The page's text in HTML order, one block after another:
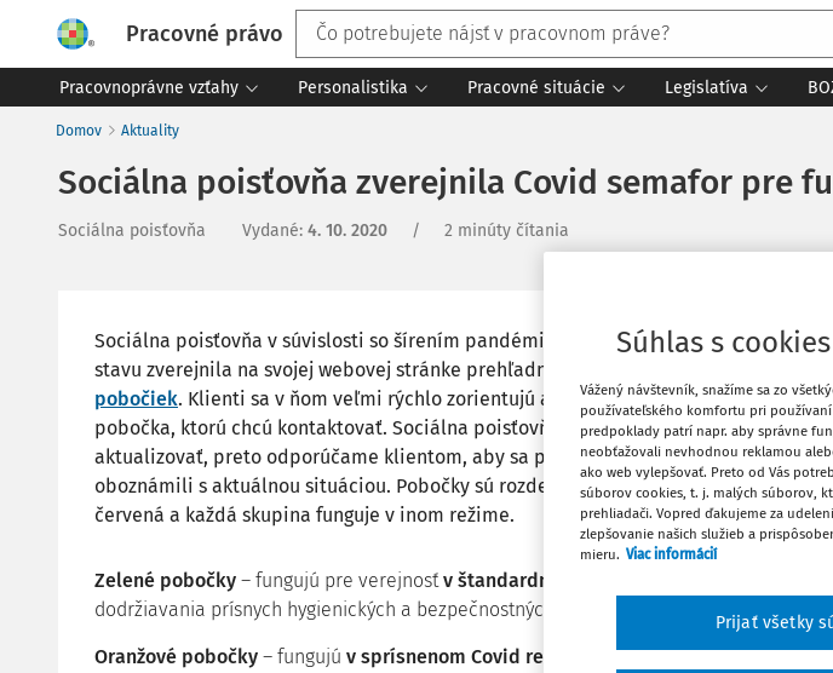
Pracovné právo
Pracovnoprávne vzťahy Personalistika Pracovné situácie Legislatíva
Domov Aktuality
Sociálna poisťovňa zverejnila Covid semafor pre
Sociálna poisťovňa Vydané: 4. 10. 2020 / 2 minúty čítania
Sociálna poisťovňa v súvislosti so šírením pandémie koronavírusu a zavedením
stavu zverejnila na svojej webovej stránke prehľadný
pobočiek. Klienti sa v ňom veľmi rýchlo zorientujú a dozvedia sa, v akom režime
pobočka, ktorú chcú kontaktovať. Sociálna poisťovňa bude Covid semafor
aktualizovať, preto odporúčame klientom, aby sa pred plánovanou návštevou
oboznámili s aktuálnou situáciou. Pobočky sú rozdelené do skupín zelená,
červená a každá skupina funguje v inom režime.
Zelené pobočky – fungujú pre verejnosťv štandardnom režime
dodržiavania prísnych hygienických a bezpečnostných opatrení.
Oranžové pobočky – fungujú v sprísnenom Covid režime
. Na preberanie
Súhlas s cookies
Vážený návštevník, snažíme sa zo
používateľského komfortu pri
predpoklady patrí napr. aby správne
neobťažovali nevhodnou reklamou
ako web vylepšovať. Preto od Vás
súborov cookies, t. j. malých súborov,
prehliadači. Vopred ďakujeme za
zlepšovanie našich služieb a
mieru. Viac informácií
Prijať všetky